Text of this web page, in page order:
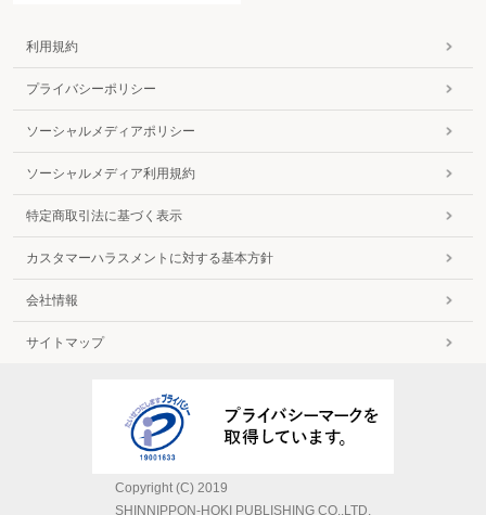
利用規約
プライバシーポリシー
ソーシャルメディアポリシー
ソーシャルメディア利用規約
特定商取引法に基づく表示
カスタマーハラスメントに対する基本方針
会社情報
サイトマップ
Copyright (C) 2019
SHINNIPPON-HOKI PUBLISHING CO.,LTD.